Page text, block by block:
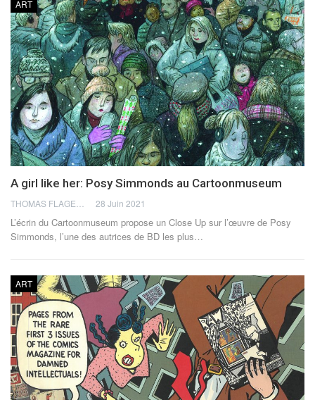
ART
A girl like her: Posy Simmonds au Cartoonmuseum
28 Juin 2021
L’écrin du Cartoonmuseum propose un Close Up sur l’œuvre de Posy
Simmonds, l’une des autrices de BD les plus…
ART